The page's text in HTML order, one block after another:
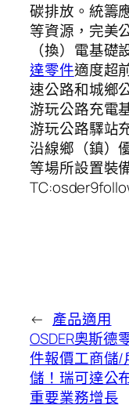
碳排放。統籌
等資源，完美
（換）電基
達零件適度超
速公路和城鄉
游玩公路充電
游玩公路驛站
沿線鄉（鎮）
等場所設置裝
← 產品適用
OSDER奧斯德
件報價工商儲/
儲！瑞可達公
重要業務增長